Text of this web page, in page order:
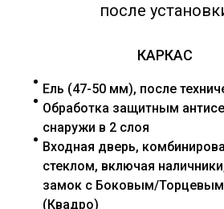
после
КАРКАС
Ель (47-50 мм), после
Обработка защитным
снаружи в 2 слоя
Входная дверь,
стеклом, включая
замок с Боковым/
(Квадро)